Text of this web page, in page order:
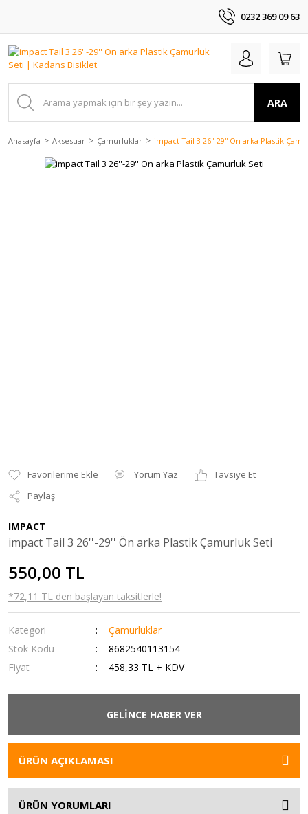
0232 369 09 63
ARA
Anasayfa Aksesuar Çamurluklar impact Tail 3 26''-29'' Ön arka Plastik
Yorum Yaz
Tavsiye Et
Paylaş
IMPACT
impact Tail 3 26''-29'' Ön arka Plastik Çamurluk Seti
550,00 TL
*72,11 TL den başlayan taksitlerle!
Kategori
Çamurluklar
Stok Kodu
8682540113154
Fiyat
458,33 TL + KDV
GELİNCE HABER VER
ÜRÜN AÇIKLAMASI
ÜRÜN YORUMLARI